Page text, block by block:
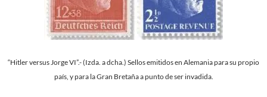
“Hitler versus Jorge VI”.- (Izda. a dcha.) Sellos emitidos en Alemania para su propio
país, y para la Gran Bretaña a punto de ser invadida.